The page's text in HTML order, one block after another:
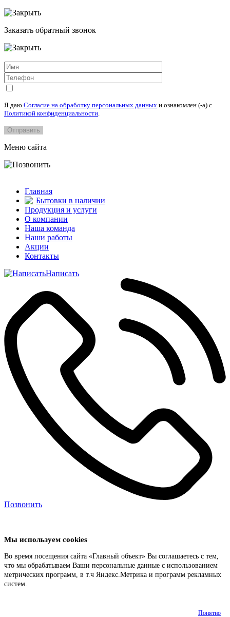
Заказать обратный звонок
Я даю Согласие на обработку персональных данных и ознакомлен (-а) c
Политикой конфиденциальности.
Меню сайта
Главная
Бытовки в наличии
Продукция и услуги
О компании
Наша команда
Наши работы
Акции
Контакты
Написать
Позвонить
Мы используем cookies
Во время посещения сайта «Главный объект» Вы соглашаетесь с тем,
что мы обрабатываем Ваши персональные данные с использованием
метрических программ, в т.ч Яндекс.Метрика и программ рекламных
систем.
Понятно